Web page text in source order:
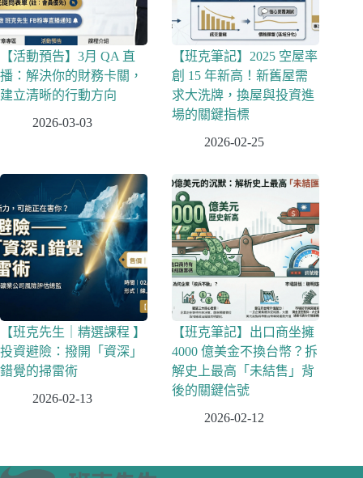
【活動預告】3月 QA 直
播：解決你的財務卡關，
建立清晰的行動方向
2026-03-03
【班克筆記】2025 空屋率
創 15 年新高！新舊屋需
求大洗牌，換屋與投資進
場的關鍵指標
2026-02-25
【班克先生｜精選課程 】
投資避險：撥開「資深」
錯覺的掃雷術
2026-02-13
【班克筆記】出口商坐擁
4000 億美金不換台幣？拆
解史上最高「未結售」背
後的關鍵信號
2026-02-12